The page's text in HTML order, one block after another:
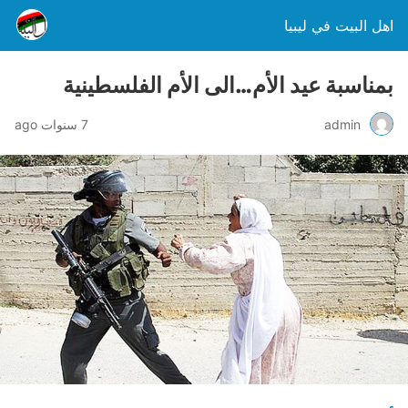
اهل البيت في ليبيا
بمناسبة عيد الأم…الى الأم الفلسطينية
admin 7 سنوات ago